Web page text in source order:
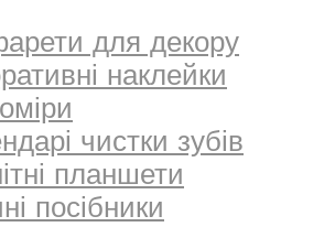
для декору
наклейки
чистки зубів
планшети
посібники